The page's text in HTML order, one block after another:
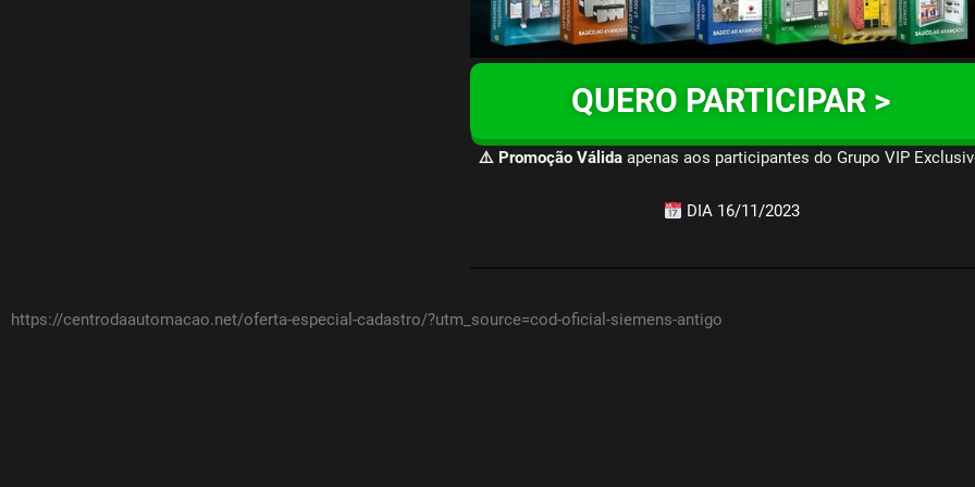
QUERO PARTICIPAR >
⚠️ Promoção Válida apenas aos participantes do Grupo VIP
DIA 16/11/2023
https://centrodaautomacao.net/oferta-especial-cadastro/?utm_source=cod-oficial-siemens-antigo